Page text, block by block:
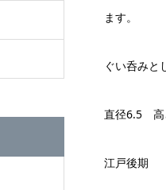
ます。
ぐい呑みと
直径6.5 高
江戸後期